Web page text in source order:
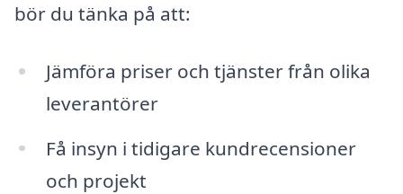
bör du tänka på att:
Jämföra priser och tjänster från olika
leverantörer
Få insyn i tidigare kundrecensioner
och projekt